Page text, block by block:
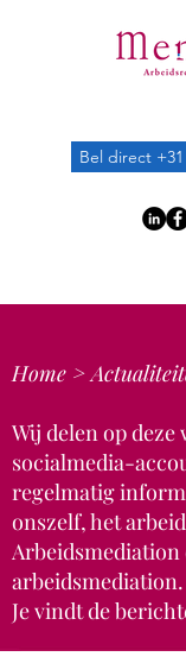
Bel direct +31
Home >
Wij delen op deze
socialmedia-
regelmatig
onszelf, het
Arbeidsmediation
arbeidsmediation.
Je vindt de